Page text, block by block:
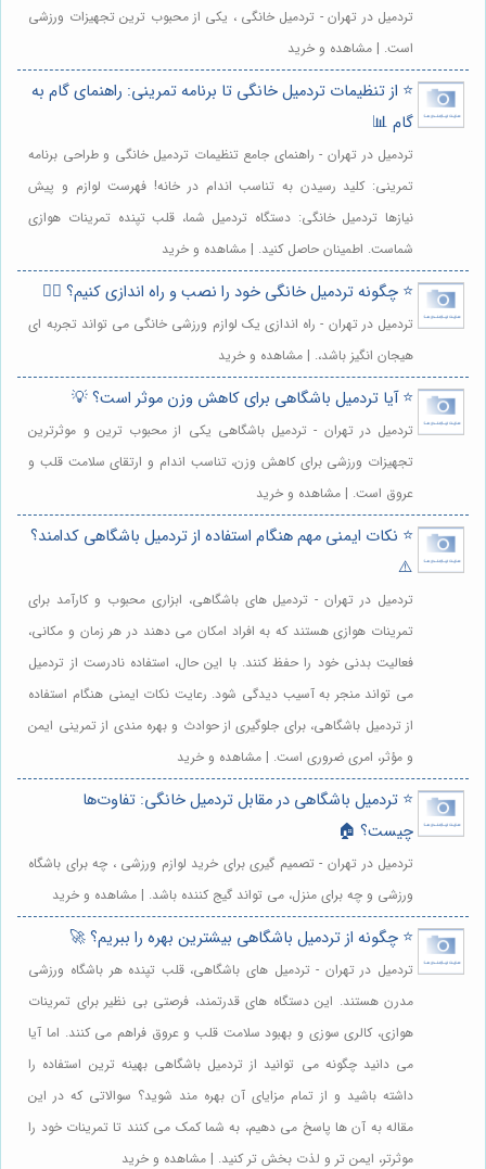
تردمیل در تهران - تردمیل خانگی ، یکی از محبوب ترین تجهیزات ورزشی
است. | مشاهده و خرید
⭐️ از تنظیمات تردمیل خانگی تا برنامه تمرینی: راهنمای گام به
گام 📊
تردمیل در تهران - راهنمای جامع تنظیمات تردمیل خانگی و طراحی برنامه
تمرینی: کلید رسیدن به تناسب اندام در خانه! فهرست لوازم و پیش
نیازها تردمیل خانگی: دستگاه تردمیل شما، قلب تپنده تمرینات هوازی
شماست. اطمینان حاصل کنید. | مشاهده و خرید
⭐️ چگونه تردمیل خانگی خود را نصب و راه اندازی کنیم؟ 🏃‍♀️
تردمیل در تهران - راه اندازی یک لوازم ورزشی خانگی می تواند تجربه ای
هیجان انگیز باشد،. | مشاهده و خرید
⭐️ آیا تردمیل باشگاهی برای کاهش وزن موثر است؟ 💡
تردمیل در تهران - تردمیل باشگاهی یکی از محبوب ترین و موثرترین
تجهیزات ورزشی برای کاهش وزن، تناسب اندام و ارتقای سلامت قلب و
عروق است. | مشاهده و خرید
⭐️ نکات ایمنی مهم هنگام استفاده از تردمیل باشگاهی کدامند؟
⚠️
تردمیل در تهران - تردمیل های باشگاهی، ابزاری محبوب و کارآمد برای
تمرینات هوازی هستند که به افراد امکان می دهند در هر زمان و مکانی،
فعالیت بدنی خود را حفظ کنند. با این حال، استفاده نادرست از تردمیل
می تواند منجر به آسیب دیدگی شود. رعایت نکات ایمنی هنگام استفاده
از تردمیل باشگاهی، برای جلوگیری از حوادث و بهره مندی از تمرینی ایمن
و مؤثر، امری ضروری است. | مشاهده و خرید
⭐️ تردمیل باشگاهی در مقابل تردمیل خانگی: تفاوت‌ها
چیست؟ 🏠
تردمیل در تهران - تصمیم گیری برای خرید لوازم ورزشی ، چه برای باشگاه
ورزشی و چه برای منزل، می تواند گیج کننده باشد. | مشاهده و خرید
⭐️ چگونه از تردمیل باشگاهی بیشترین بهره را ببریم؟ 🚀
تردمیل در تهران - تردمیل های باشگاهی، قلب تپنده هر باشگاه ورزشی
مدرن هستند. این دستگاه های قدرتمند، فرصتی بی نظیر برای تمرینات
هوازی، کالری سوزی و بهبود سلامت قلب و عروق فراهم می کنند. اما آیا
می دانید چگونه می توانید از تردمیل باشگاهی بهینه ترین استفاده را
داشته باشید و از تمام مزایای آن بهره مند شوید؟ سوالاتی که در این
مقاله به آن ها پاسخ می دهیم، به شما کمک می کنند تا تمرینات خود را
موثرتر، ایمن تر و لذت بخش تر کنید. | مشاهده و خرید